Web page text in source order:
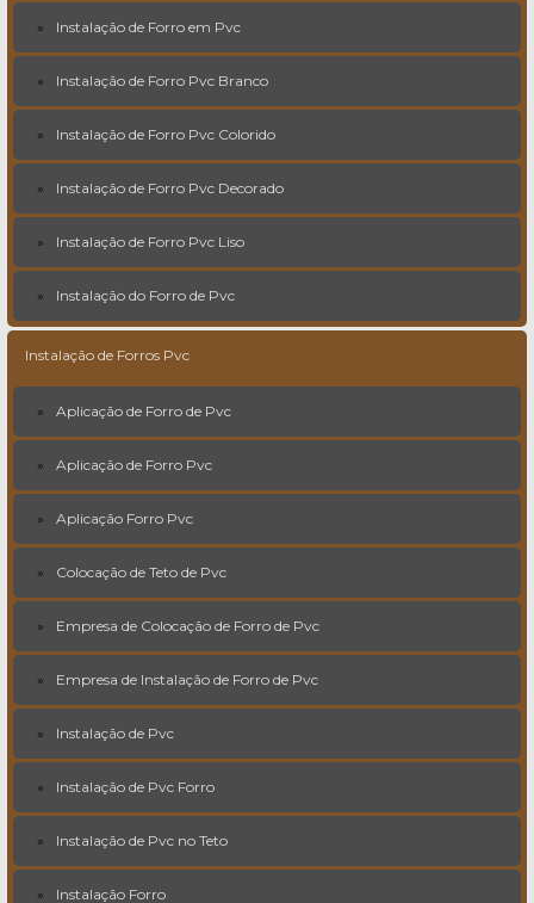
Instalação de Forro em Pvc
Instalação de Forro Pvc Branco
Instalação de Forro Pvc Colorido
Instalação de Forro Pvc Decorado
Instalação de Forro Pvc Liso
Instalação do Forro de Pvc
Instalação de Forros Pvc
Aplicação de Forro de Pvc
Aplicação de Forro Pvc
Aplicação Forro Pvc
Colocação de Teto de Pvc
Empresa de Colocação de Forro de Pvc
Empresa de Instalação de Forro de Pvc
Instalação de Pvc
Instalação de Pvc Forro
Instalação de Pvc no Teto
Instalação Forro